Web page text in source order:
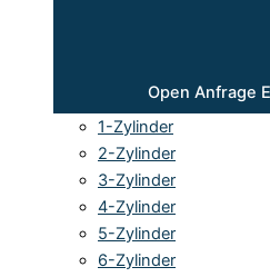
Open Anfrage
1-Zylinder
2-Zylinder
3-Zylinder
4-Zylinder
5-Zylinder
6-Zylinder